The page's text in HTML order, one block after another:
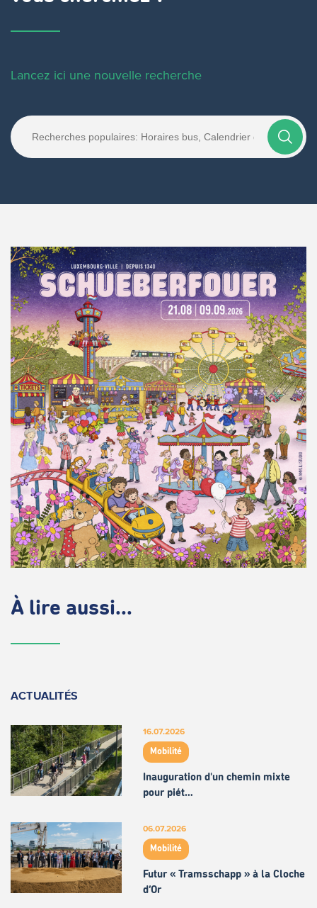
Lancez ici une nouvelle recherche
À lire aussi...
ACTUALITÉS
16.07.2026
Mobilité
Inauguration d'un chemin mixte
pour piét…
06.07.2026
Mobilité
Futur « Tramsschapp » à la Cloche
d’Or